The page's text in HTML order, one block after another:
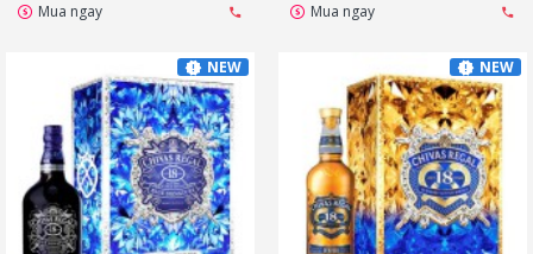
Mua ngay Mua ngay
NEW NEW